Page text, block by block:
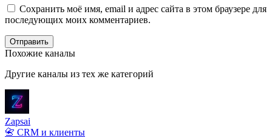
Сохранить моё имя, email и адрес сайта в этом браузере для
последующих моих комментариев.
Отправить
Похожие каналы
Другие каналы из тех же категорий
Zapsai
📇 CRM и клиенты